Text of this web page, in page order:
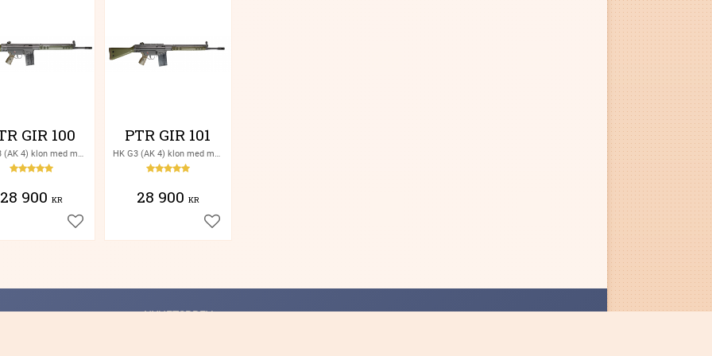
GIR 100
HK G3 (AK 4) klon med metall lower, tillverkad i USA
28 900 KR
Lägg till i favoriter
PTR GIR 101
HK G3 (AK 4) klon med metall lower och rails tillverkad i USA
28 900 KR
Lägg till i favoriter
NYHETSBREV